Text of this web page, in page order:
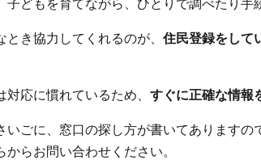
とき協力してくれるのが、 住民登録をして
対応に慣れているため、 すぐに正確な情報
いごに、窓口の探し方が書いてありますの
からお問い合わせください。